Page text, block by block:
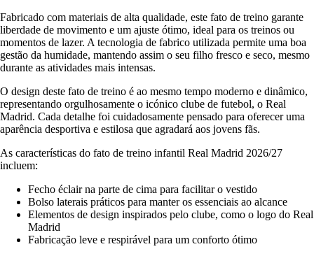
Fabricado com materiais de alta qualidade, este fato de treino garante
liberdade de movimento e um ajuste ótimo, ideal para os treinos ou
momentos de lazer. A tecnologia de fabrico utilizada permite uma boa
gestão da humidade, mantendo assim o seu filho fresco e seco, mesmo
durante as atividades mais intensas.
O design deste fato de treino é ao mesmo tempo moderno e dinâmico,
representando orgulhosamente o icónico clube de futebol, o Real
Madrid. Cada detalhe foi cuidadosamente pensado para oferecer uma
aparência desportiva e estilosa que agradará aos jovens fãs.
As características do fato de treino infantil Real Madrid 2026/27
incluem:
Fecho éclair na parte de cima para facilitar o vestido
Bolso laterais práticos para manter os essenciais ao alcance
Elementos de design inspirados pelo clube, como o logo do Real
Madrid
Fabricação leve e respirável para um conforto ótimo